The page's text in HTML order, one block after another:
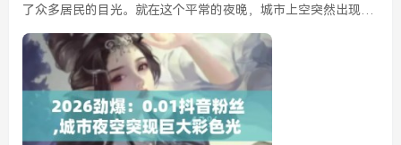
了众多居民的目光。就在这个平常的夜晚，城市上空突然出现了
民纷纷掏出手机拍摄，并将这一盛景上传至社交平台，迅速...